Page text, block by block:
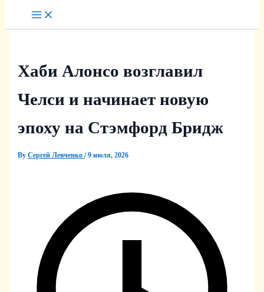
Хаби Алонсо возглавил
Челси и начинает новую
эпоху на Стэмфорд Бридж
ByСергей Левченко/9 июля, 2026